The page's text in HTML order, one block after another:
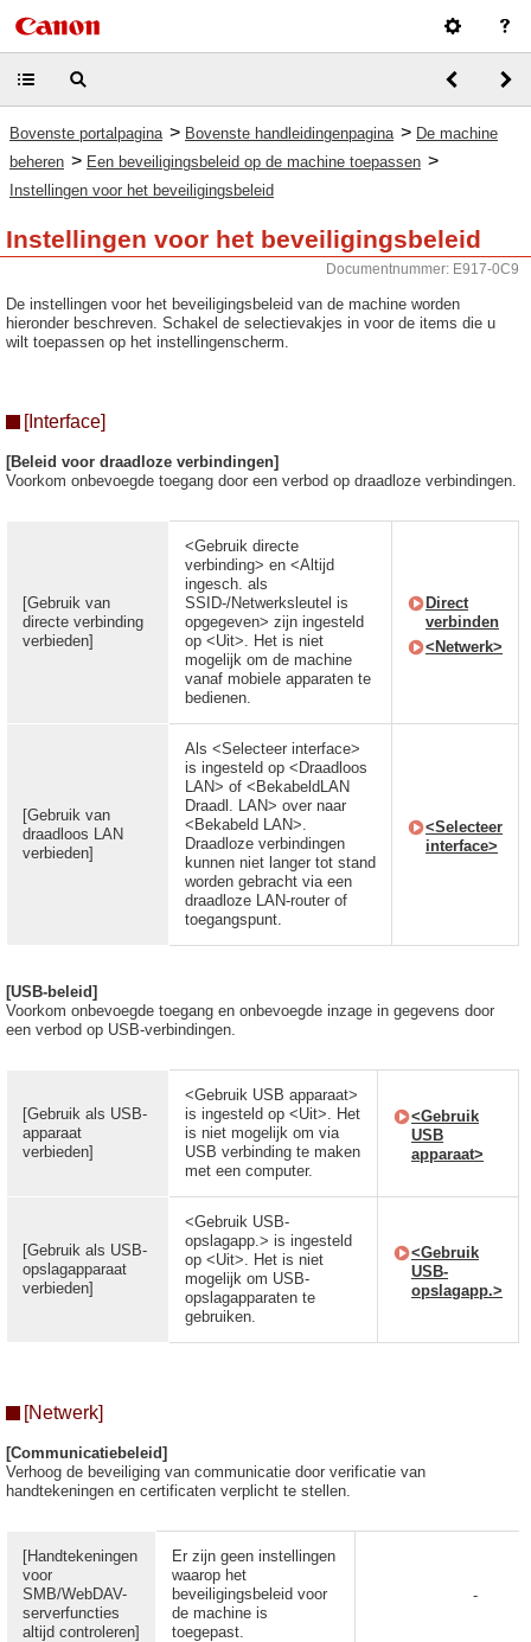
Bovenste portalpagina > Bovenste handleidingenpagina > De machine
beheren > Een beveiligingsbeleid op de machine toepassen >
Instellingen voor het beveiligingsbeleid
Instellingen voor het beveiligingsbeleid
Documentnummer: E917-0C9
De instellingen voor het beveiligingsbeleid van de machine worden
hieronder beschreven. Schakel de selectievakjes in voor de items die u
wilt toepassen op het instellingenscherm.
[Interface]
[Beleid voor draadloze verbindingen]
Voorkom onbevoegde toegang door een verbod op draadloze verbindingen.
[Gebruik van
directe verbinding
verbieden]
<Gebruik directe
verbinding> en <Altijd
ingesch. als
SSID-/Netwerksleutel is
opgegeven> zijn ingesteld
op <Uit>. Het is niet
mogelijk om de machine
vanaf mobiele apparaten te
bedienen.
Direct
verbinden
<Netwerk>
[Gebruik van
draadloos LAN
verbieden]
Als <Selecteer interface>
is ingesteld op <Draadloos
LAN> of <BekabeldLAN
Draadl. LAN> over naar
<Bekabeld LAN>.
Draadloze verbindingen
kunnen niet langer tot stand
worden gebracht via een
draadloze LAN-router of
toegangspunt.
<Selecteer
interface>
[USB-beleid]
Voorkom onbevoegde toegang en onbevoegde inzage in gegevens door
een verbod op USB-verbindingen.
[Gebruik als USB-
apparaat
verbieden]
<Gebruik USB apparaat>
is ingesteld op <Uit>. Het
is niet mogelijk om via
USB verbinding te maken
met een computer.
<Gebruik
USB
apparaat>
[Gebruik als USB-
opslagapparaat
verbieden]
<Gebruik USB-
opslagapp.> is ingesteld
op <Uit>. Het is niet
mogelijk om USB-
opslagapparaten te
gebruiken.
<Gebruik
USB-
opslagapp.>
[Netwerk]
[Communicatiebeleid]
Verhoog de beveiliging van communicatie door verificatie van
handtekeningen en certificaten verplicht te stellen.
[Handtekeningen
voor
SMB/WebDAV-
serverfuncties
altijd controleren]
Er zijn geen instellingen
waarop het
beveiligingsbeleid voor
de machine is
toegepast.
-